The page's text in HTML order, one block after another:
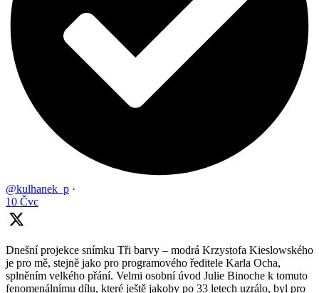
@kulhanek_p ·
10 Čvc
Dnešní projekce snímku Tři barvy – modrá Krzystofa Kieslowského
je pro mě, stejně jako pro programového ředitele Karla Ocha,
splněním velkého přání. Velmi osobní úvod Julie Binoche k tomuto
fenomenálnímu dílu, které ještě jakoby po 33 letech uzrálo, byl pro